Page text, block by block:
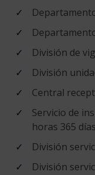
División de
División
Central
Servicio de
horas 365 días
División
División